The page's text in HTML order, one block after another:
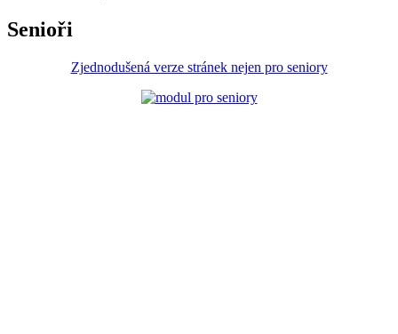
Senioři
Zjednodušená verze stránek nejen pro seniory